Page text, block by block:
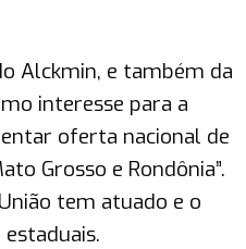
Alckmin, e também da
interesse para a
oferta nacional de
Grosso e Rondônia”.
tem atuado e o